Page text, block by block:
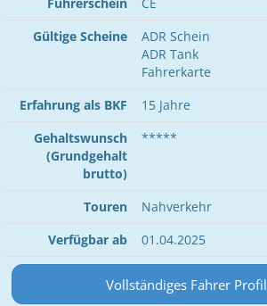
Gültige Scheine
ADR Schein
ADR Tank
Fahrerkarte
Erfahrung als BKF
15 Jahre
Gehaltswunsch
(Grundgehalt
brutto)
*****
Touren
Nahverkehr
Verfügbar ab
01.04.2025
Vollständiges Fahrer Profil